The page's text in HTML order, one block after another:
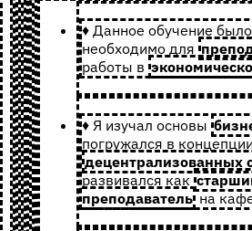
♦ Данное обучение
необходимо для
работы в
♦ Я изучал основы
погружался в концепции
децентрализованных
развивался как
преподаватель на